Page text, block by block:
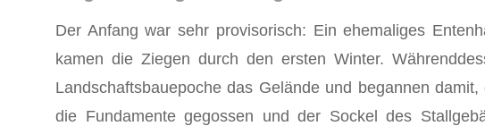
Der Anfang war sehr provisorisch: Ein ehemaliges
kamen die Ziegen durch den ersten Winter.
Landschaftsbauepoche das Gelände und be­gannen
die Fundamente gegossen und der Sockel des